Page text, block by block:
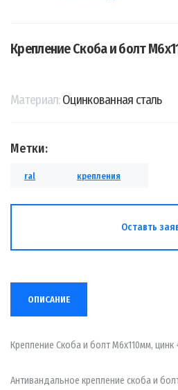
Крепление Скоба и болт
Материал:Оцинкованная сталь
Метки:
ral крепления
Оставть
ОПИСАНИЕ
Крепление Скоба и болт М6х110мм, цинк
Антивандальное крепление скоба и